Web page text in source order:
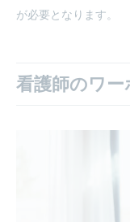
が必要となります。
看護師のワ